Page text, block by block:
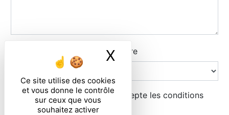
Ce site utilise des cookies
et vous donne le contrôle
sur ceux que vous
souhaitez activer
X Masquer le
Combien font quatre plus quatre
En cochant cette case, j'accepte les conditions
particulières ci-dessous **